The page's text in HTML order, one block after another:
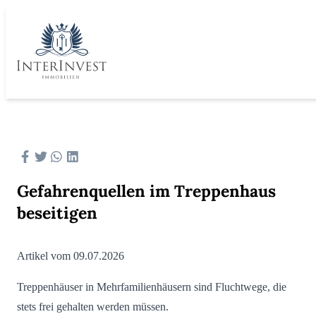
Gefahrenquellen im Treppenhaus
beseitigen
Artikel vom 09.07.2026
Treppenhäuser in Mehrfamilienhäusern sind Fluchtwege, die
stets frei gehalten werden müssen.